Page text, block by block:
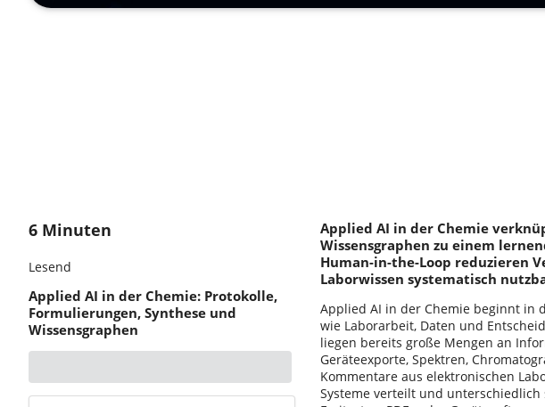
6 Minuten
Lesend
Applied AI in der Chemie: Protokolle,
Formulierungen, Synthese und
Wissensgraphen
Applied AI in der Chemie
Wissensgraphen zu einem
Human-in-the-Loop reduzieren
Laborwissen systematisch
Applied AI in der Chemie beginnt in
wie Laborarbeit, Daten und
liegen bereits große Mengen an
Geräteexporte, Spektren,
Kommentare aus elektronischen
Systeme verteilt und